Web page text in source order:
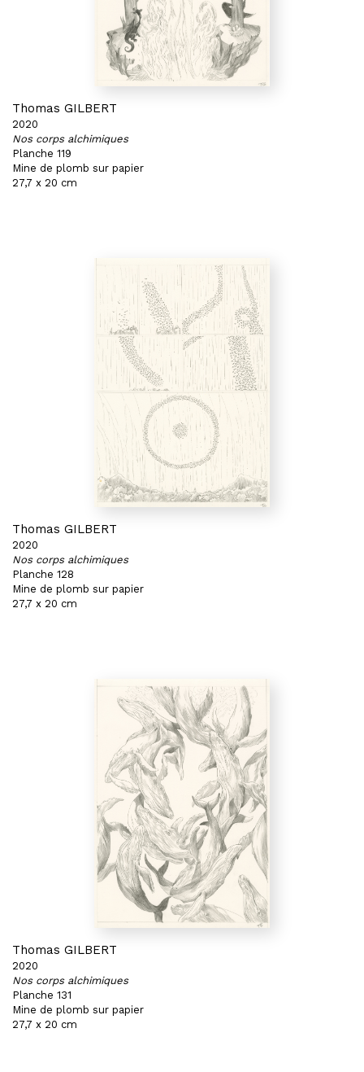
Thomas GILBERT
2020
Nos corps alchimiques
Planche 119
Mine de plomb sur papier
27,7 x 20 cm
Thomas GILBERT
2020
Nos corps alchimiques
Planche 128
Mine de plomb sur papier
27,7 x 20 cm
Thomas GILBERT
2020
Nos corps alchimiques
Planche 131
Mine de plomb sur papier
27,7 x 20 cm